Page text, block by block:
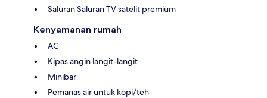
Saluran Saluran TV satelit premium
Kenyamanan rumah
AC
Kipas angin langit-langit
Minibar
Pemanas air untuk kopi/teh